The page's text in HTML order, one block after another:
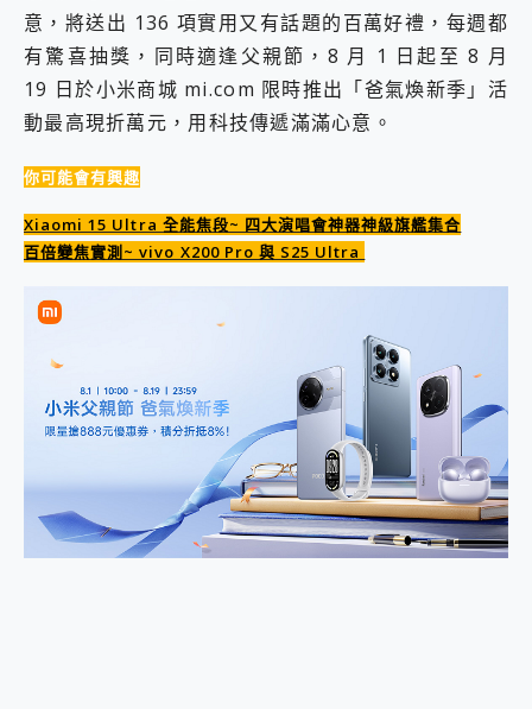
好玩好拍 vivo V50 ~ 口袋裡的 Zeiss 潮流攝影棚!
25種洗烘模式一機搞定! Roborock 衣莉莎白 H1 Neo分子篩洗脫烘 AI 滾筒洗衣機
給 MSI Claw 系列電競掌機 最完美的家 MSI Nest Docking Station 掌機專屬擴充底座 開箱 評測
B&O 精品級音響! Home+ 中嘉寬頻 SoundBox 劇院串流盒 開箱 評測
2億 APO蔡司長焦神機降臨~ vivo X200 Pro、vivo X200 就是這麼好拍
小體積 40000mAh 超大容量 一次充5個設備 充好充滿 CUKTECH 酷態科 300W 微型充電站 開箱 評測
97.3% 恢復率，資料救援就是這麼簡單 EaseUS Data Recovery Wizard Free 18.0.0 業界最好的資料救援軟體
磁碟系統大風吹 有了 磁碟管理程式 EaseUS Partition Master 就是這麼簡單
多個願望一次滿足 超強散熱 微星 MSI Claw A1M-026TW 電競掌機 開箱 評測
一吸完美對位 擁有超強吸力與超好用的隱磁支架 O-ONE MAG 最會吸的行動電源 開箱 評測
業界首例百人盲測揭密，Shark EVOPOWER SYSTEM NEO+ 實測，如何精準解決居家清潔三大痛點？
OPPO 哈蘇 300mm 專業增距鏡實測：Find X9 Ultra 光學長焦隨手拍，紀錄生活就是這麼簡單
Motorola edge 70 pro 及 moto g37 power上市，登錄在送飛利浦氣炸鍋
意，將送出 136 項實用又有話題的百萬好禮，每週都
有驚喜抽獎，同時適逢父親節，8 月 1 日起至 8 月
19 日於小米商城 mi.com 限時推出「爸氣煥新季」活
動最高現折萬元，用科技傳遞滿滿心意。
你可能會有興趣
Xiaomi 15 Ultra 全能焦段~ 四大演唱會神器神級旗艦集合
百倍變焦實測~ vivo X200 Pro 與 S25 Ultra